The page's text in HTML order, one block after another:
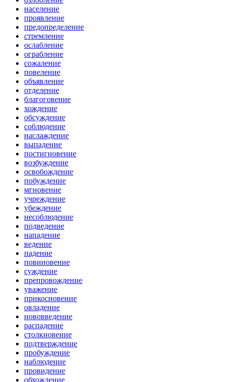
население
проявление
предопределение
стремление
ослабление
ограбление
сожаление
повеление
объявление
отделение
благоговение
хождение
обсуждение
соблюдение
наслаждение
выпадение
постигновение
возбуждение
освобождение
побуждение
мгновение
учреждение
убеждение
несоблюдение
подведение
нападение
ведение
падение
повиновение
суждение
препровождение
уважение
прикосновение
овладение
нововведение
распадение
столкновение
подтверждение
пробуждение
наблюдение
провидение
обхождение